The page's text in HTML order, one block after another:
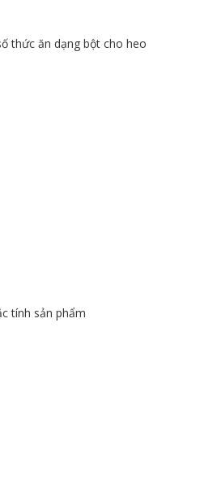
thức ăn dạng bột cho heo
tính sản phẩm